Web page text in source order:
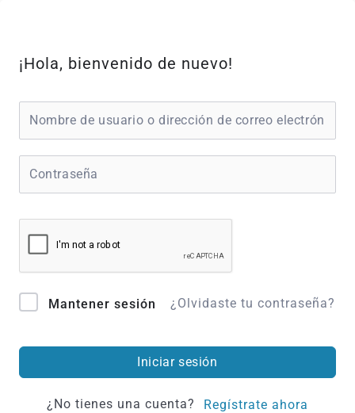
contenido
¡Hola, bienvenido de nuevo!
Mantener sesión ¿Olvidaste tu contraseña?
Iniciar sesión
¿No tienes una cuenta? Regístrate ahora